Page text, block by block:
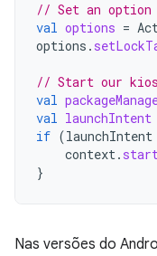
// Set an
val options =
options .
// Start our
val
val launchIntent
if (launchIntent
context.
}
Nas versões do